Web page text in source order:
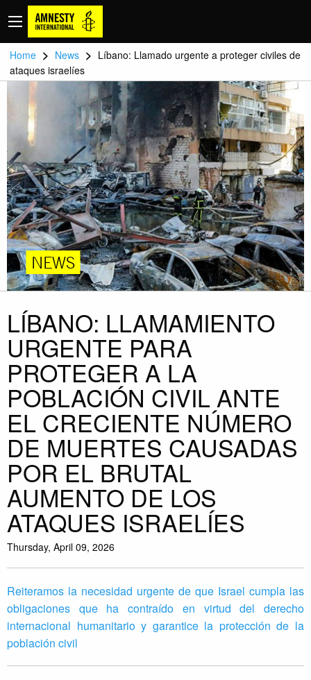
Home > News > Líbano: Llamado urgente a proteger civiles de
ataques israelíes
NEWS
LÍBANO: LLAMAMIENTO
URGENTE PARA
PROTEGER A LA
POBLACIÓN CIVIL ANTE
EL CRECIENTE NÚMERO
DE MUERTES CAUSADAS
POR EL BRUTAL
AUMENTO DE LOS
ATAQUES ISRAELÍES
Thursday, April 09, 2026
Reiteramos la necesidad urgente de que Israel cumpla las
obligaciones que ha contraído en virtud del derecho
internacional humanitario y garantice la protección de la
población civil